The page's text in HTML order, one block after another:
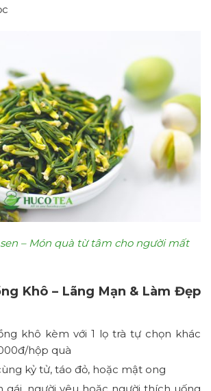
– Món quà từ tâm cho người mất
Khô – Lãng Mạn & Làm Đẹp
khô kèm với 1 lọ trà tự chọn khác
hộp quà
kỷ tử, táo đỏ, hoặc mật ong
gái, người yêu hoặc người thích uống